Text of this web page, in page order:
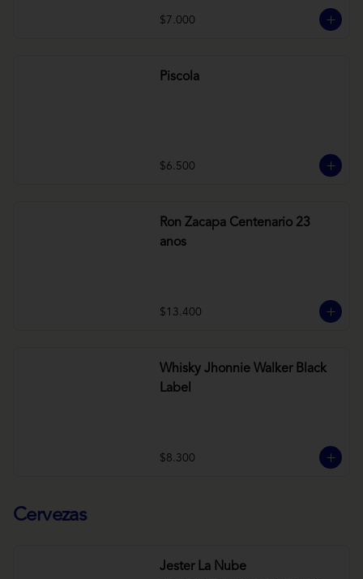
$7.000
Piscola
$6.500
Ron Zacapa Centenario 23
anos
$13.400
Whisky Jhonnie Walker Black
Label
$8.300
Cervezas
Jester La Nube